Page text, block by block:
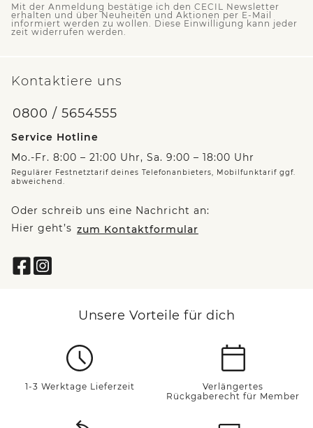
Mit der Anmeldung bestätige ich den CECIL Newsletter
erhalten und über Neuheiten und Aktionen per E-Mail
informiert werden zu wollen. Diese Einwilligung kann jeder
zeit widerrufen werden.
Kontaktiere uns
0800 / 5654555
Service Hotline
Mo.-Fr. 8:00 – 21:00 Uhr, Sa. 9:00 – 18:00 Uhr
Regulärer Festnetztarif deines Telefonanbieters, Mobilfunktarif ggf.
abweichend.
Oder schreib uns eine Nachricht an:
Hier geht’s zum Kontaktformular
Unsere Vorteile für dich
1-3 Werktage Lieferzeit
Verlängertes
Rückgaberecht für Member